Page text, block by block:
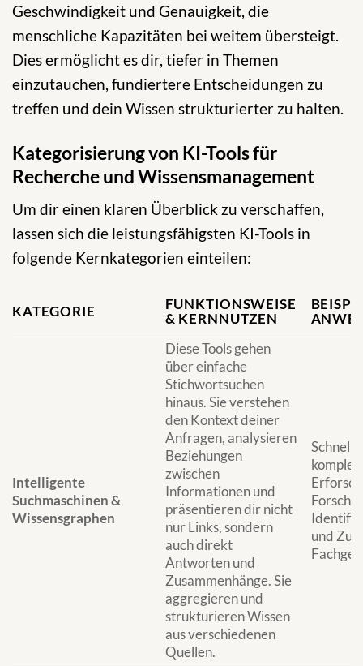
Geschwindigkeit und Genauigkeit, die
menschliche Kapazitäten bei weitem übersteigt.
Dies ermöglicht es dir, tiefer in Themen
einzutauchen, fundiertere Entscheidungen zu
treffen und dein Wissen strukturierter zu halten.
Kategorisierung von KI-Tools für
Recherche und Wissensmanagement
Um dir einen klaren Überblick zu verschaffen,
lassen sich die leistungsfähigsten KI-Tools in
folgende Kernkategorien einteilen:
KATEGORIE
FUNKTIONSWEISE
& KERNNUTZEN
Intelligente
Suchmaschinen &
Wissensgraphen
Diese Tools gehen
über einfache
Stichwortsuchen
hinaus. Sie verstehen
den Kontext deiner
Anfragen, analysieren
Beziehungen
zwischen
Informationen und
präsentieren dir nicht
nur Links, sondern
auch direkt
Antworten und
Zusammenhänge. Sie
aggregieren und
strukturieren Wissen
aus verschiedenen
Quellen.
und